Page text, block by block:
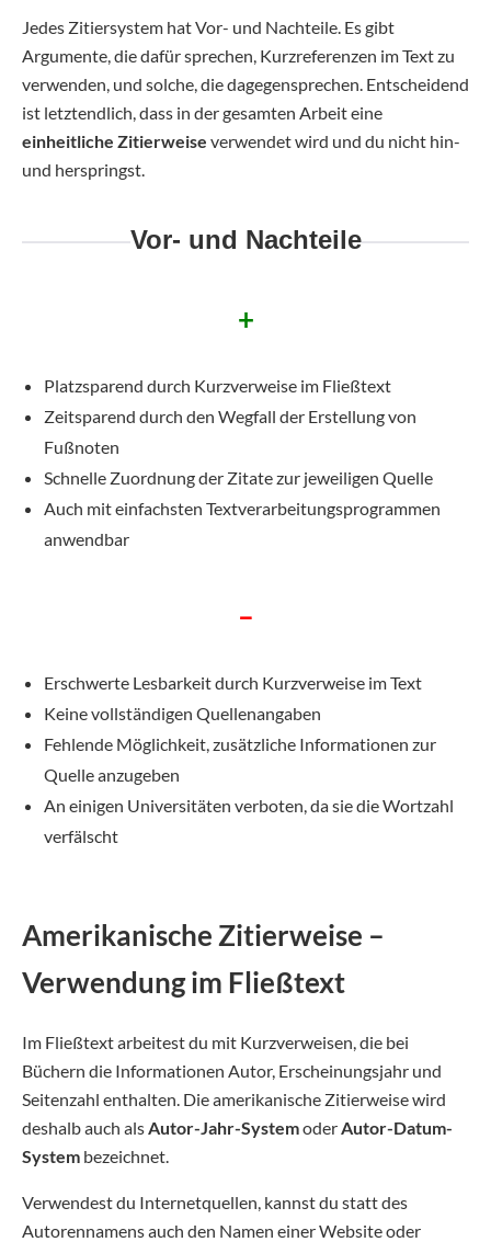
Jedes Zitiersystem hat Vor- und Nachteile. Es gibt
Argumente, die dafür sprechen, Kurzreferenzen im Text zu
verwenden, und solche, die dagegensprechen. Entscheidend
ist letztendlich, dass in der gesamten Arbeit eine
einheitliche Zitierweise verwendet wird und du nicht hin-
und herspringst.
Vor- und Nachteile
+
Platzsparend durch Kurzverweise im Fließtext
Zeitsparend durch den Wegfall der Erstellung von
Fußnoten
Schnelle Zuordnung der Zitate zur jeweiligen Quelle
Auch mit einfachsten Textverarbeitungsprogrammen
anwendbar
–
Erschwerte Lesbarkeit durch Kurzverweise im Text
Keine vollständigen Quellenangaben
Fehlende Möglichkeit, zusätzliche Informationen zur
Quelle anzugeben
An einigen Universitäten verboten, da sie die Wortzahl
verfälscht
Amerikanische Zitierweise –
Verwendung im Fließtext
Im Fließtext arbeitest du mit Kurzverweisen, die bei
Büchern die Informationen Autor, Erscheinungsjahr und
Seitenzahl enthalten. Die amerikanische Zitierweise wird
deshalb auch alsAutor-Jahr-SystemoderAutor-Datum-
System bezeichnet.
Verwendest du Internetquellen, kannst du statt des
Autorennamens auch den Namen einer Website oder